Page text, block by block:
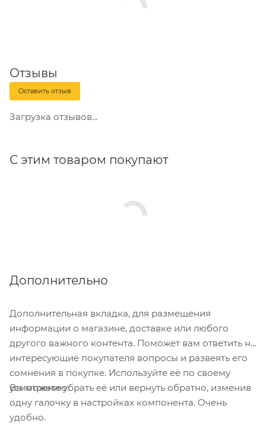
в агрессивных средах и при высоких температурах.
Отзывы
Оставить отзыв
Загрузка отзывов...
С этим товаром покупают
Дополнительно
Дополнительная вкладка, для размещения
информации о магазине, доставке или любого
другого важного контента. Поможет вам ответить на
интересующие покупателя вопросы и развеять его
сомнения в покупке. Используйте её по своему
усмотрению.
Вы можете убрать её или вернуть обратно, изменив
одну галочку в настройках компонента. Очень
удобно.